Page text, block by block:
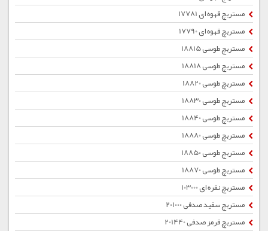
مستربچ قهوه ای 17781
مستربچ قهوه ای 17790
مستربچ طوسی 18815
مستربچ طوسی 18818
مستربچ طوسی 18820
مستربچ طوسی 18830
مستربچ طوسی 18840
مستربچ طوسی 18880
مستربچ طوسی 18850
مستربچ طوسی 18870
مستربچ نقره ای 103000
مستربچ سفید صدفی 201000
مستربچ قرمز صدفی 201440